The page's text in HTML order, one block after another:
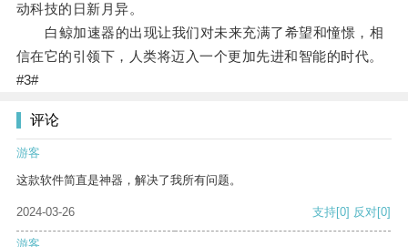
动科技的日新月异。
白鲸加速器的出现让我们对未来充满了希望和憧憬，相
信在它的引领下，人类将迈入一个更加先进和智能的时代。
#3#
评论
游客
这款软件简直是神器，解决了我所有问题。
2024-03-26 支持[0] 反对[0]
游客